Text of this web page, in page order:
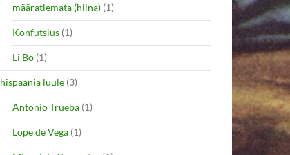
määratlemata (hiina) (1)
Konfutsius (1)
Li Bo (1)
hispaania luule (3)
Antonio Trueba (1)
Lope de Vega (1)